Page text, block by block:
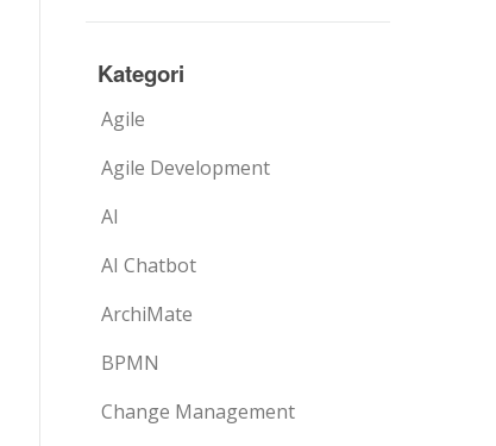
Kategori
Agile
Agile Development
AI
AI Chatbot
ArchiMate
BPMN
Change Management